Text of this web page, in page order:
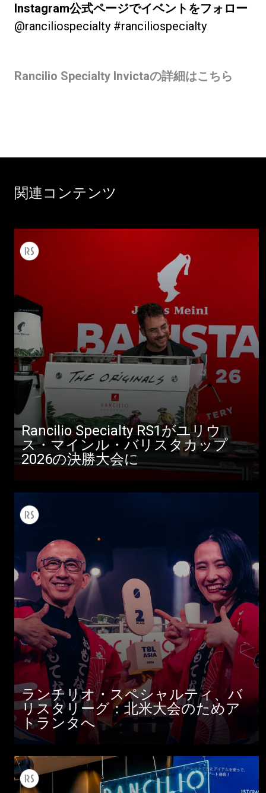
Instagram公式ページでイベントをフォロー
@ranciliospecialty #ranciliospecialty
Rancilio Specialty Invictaの詳細はこちら
関連コンテンツ
Rancilio Specialty RS1がユリウ
ス・マインル・バリスタカップ
2026の決勝大会に
ランチリオ・スペシャルティ、バ
リスタリーグ：北米大会のためア
トランタへ
すべて